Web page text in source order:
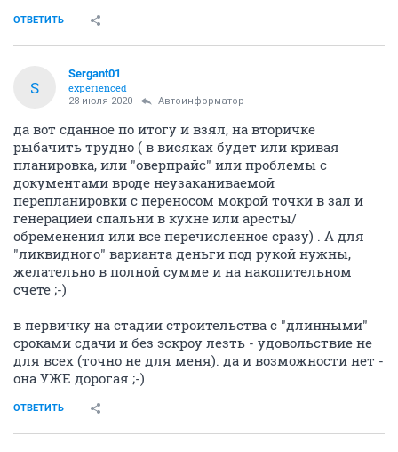
ОТВЕТИТЬ
S
Sergant01
experienced
28 июля 2020 Автоинформатор
да вот сданное по итогу и взял, на вторичке
рыбачить трудно ( в висяках будет или кривая
планировка, или "оверпрайс" или проблемы с
документами вроде неузаканиваемой
перепланировки с переносом мокрой точки в зал и
генерацией спальни в кухне или аресты/
обременения или все перечисленное сразу) . А для
"ликвидного" варианта деньги под рукой нужны,
желательно в полной сумме и на накопительном
счете ;-)
в первичку на стадии строительства с "длинными"
сроками сдачи и без эскроу лезть - удовольствие не
для всех (точно не для меня). да и возможности нет -
она УЖЕ дорогая ;-)
ОТВЕТИТЬ